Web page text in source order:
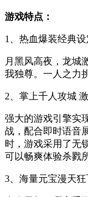
游戏特点：
1、热血爆装经典
月黑风高夜，龙城
我独尊。一人之力
2、掌上千人攻城
强大的游戏引擎实
战，配合即时语音
时，游戏采用了无
可以畅爽体验杀戮
3、海量元宝漫天